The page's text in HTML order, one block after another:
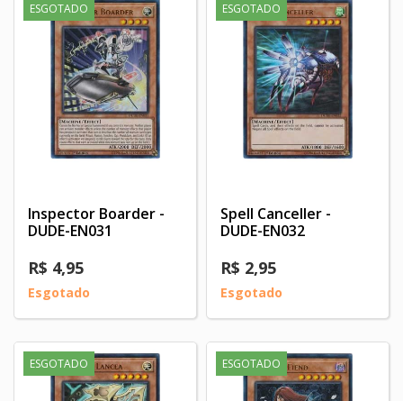
ESGOTADO
Inspector Boarder -
DUDE-EN031
R$ 4,95
Esgotado
ESGOTADO
Spell Canceller -
DUDE-EN032
R$ 2,95
Esgotado
ESGOTADO ESGOTADO